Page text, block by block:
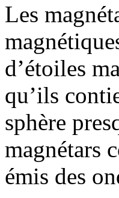
Les
d’étoiles
qu’ils
sphère
magnétars
émis des